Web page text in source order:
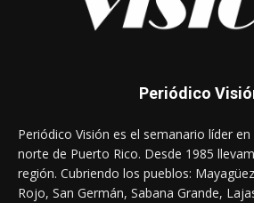
Periódico
Periódico Visión es el semanario líder
norte de Puerto Rico. Desde 1985
región. Cubriendo los pueblos:
Rojo, San Germán, Sabana Grande,